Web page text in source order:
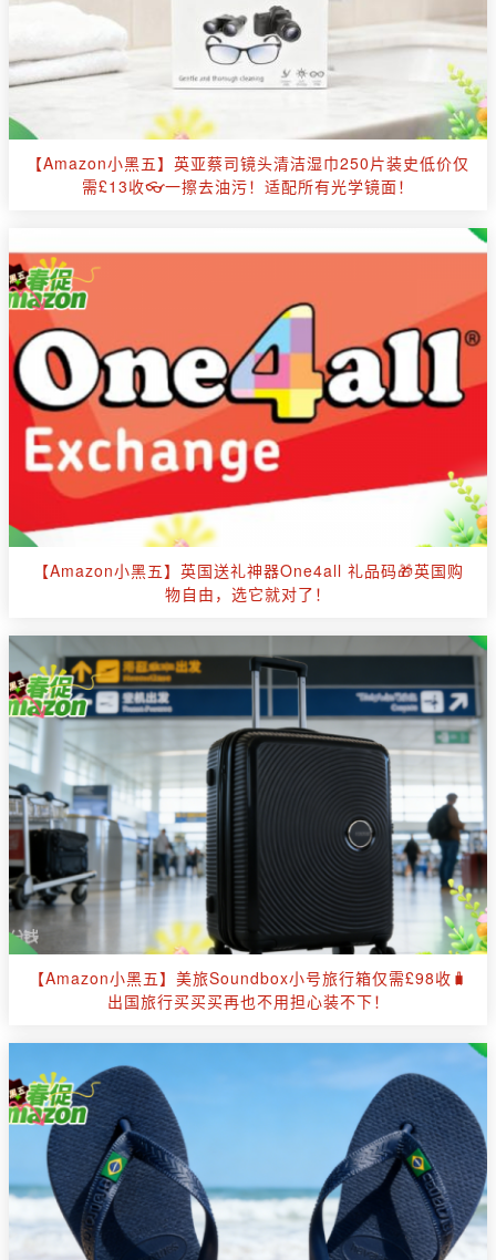
【Amazon小黑五】英亚蔡司镜头清洁湿巾250片装史低价仅
需£13收👓一擦去油污！适配所有光学镜面！
【Amazon小黑五】英国送礼神器One4all 礼品码🎁英国购
物自由，选它就对了！
【Amazon小黑五】美旅Soundbox小号旅行箱仅需£98收🧳
出国旅行买买买再也不用担心装不下！